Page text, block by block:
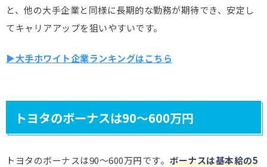
と、他の大手企業と同様に長期的な勤務が期待でき、安定し
てキャリアアップを狙いやすいです。
▶大手ホワイト企業ランキングはこちら
トヨタのボーナスは90～600万円
トヨタのボーナスは90～600万円です。 ボーナスは基本給の5